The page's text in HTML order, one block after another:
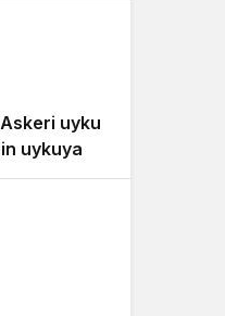
uyku
uykuya